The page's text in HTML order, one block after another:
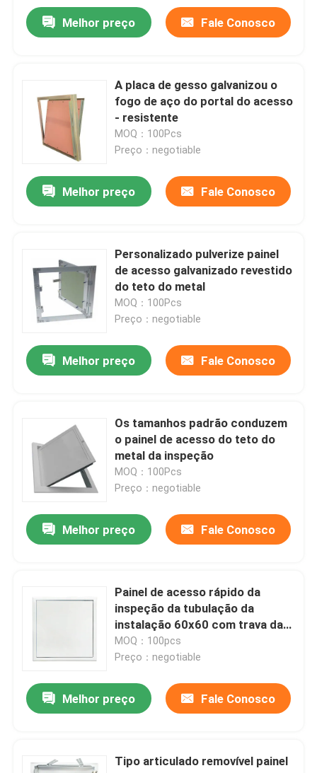
Sobre nós
Excursão da fábrica
Contacte-nos
Peça umas citações
Painel de acesso de alumínio
Acessórios do Drywall
tampa do dreno de assoalho
Portal de aço
Metal que carimba as peças
canal de aço
fio de aço
Melhor preço Fale Conosco
A placa de gesso galvanizou o
fogo de aço do portal do acesso
- resistente
MOQ：100Pcs
Preço：negotiable
Melhor preço Fale Conosco
Personalizado pulverize painel
de acesso galvanizado revestido
do teto do metal
MOQ：100Pcs
Preço：negotiable
Melhor preço Fale Conosco
Os tamanhos padrão conduzem
o painel de acesso do teto do
metal da inspeção
MOQ：100Pcs
Preço：negotiable
Melhor preço Fale Conosco
Painel de acesso rápido da
inspeção da tubulação da
instalação 60x60 com trava da
ponta
MOQ：100pcs
Preço：negotiable
Melhor preço Fale Conosco
Tipo articulado removível painel